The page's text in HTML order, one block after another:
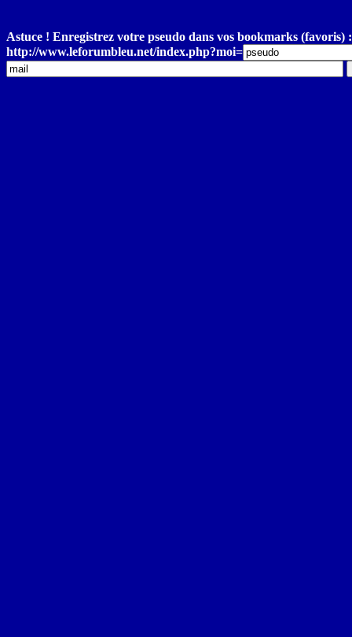
Astuce ! Enregistrez votre pseudo dans vos bookmarks (favoris) :
http://www.leforumbleu.net/index.php?moi=